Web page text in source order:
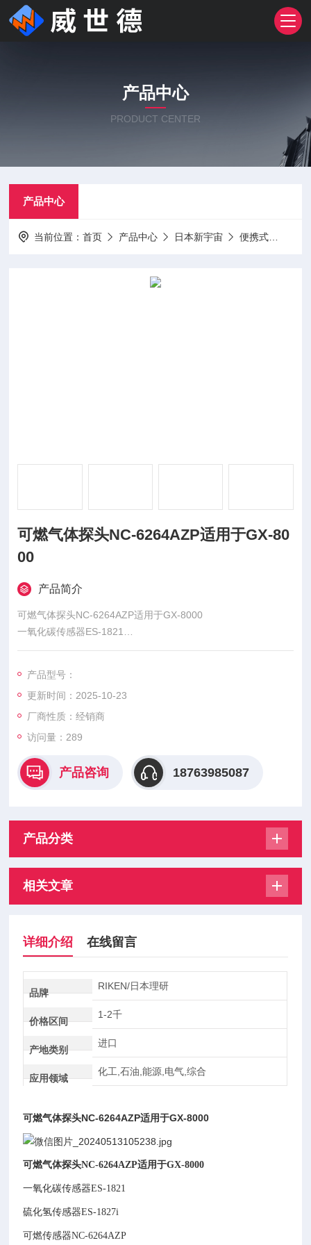
产品中心
PRODUCT CENTER
产品中心
当前位置：首页 产品中心 日本新宇宙 便携式
可燃气体探头NC-6264AZP适用于GX-80
00
产品简介
可燃气体探头NC-6264AZP适用于GX-8000
一氧化碳传感器ES-1821
硫化氢传感器ES-1827i
产品型号：
更新时间：2025-10-23
厂商性质：经销商
访问量：289
产品咨询 18763985087
产品分类
相关文章
详细介绍 在线留言
品牌
RIKEN/日本理研
价格区间
1-2千
产地类别
进口
应用领域
化工,石油,能源,电气,综合
可燃气体探头NC-6264AZP适用于GX-8000
可燃气体探头NC-6264AZP适用于GX-8000
一氧化碳传感器ES-1821
硫化氢传感器ES-1827i
可燃传感器NC-6264AZP